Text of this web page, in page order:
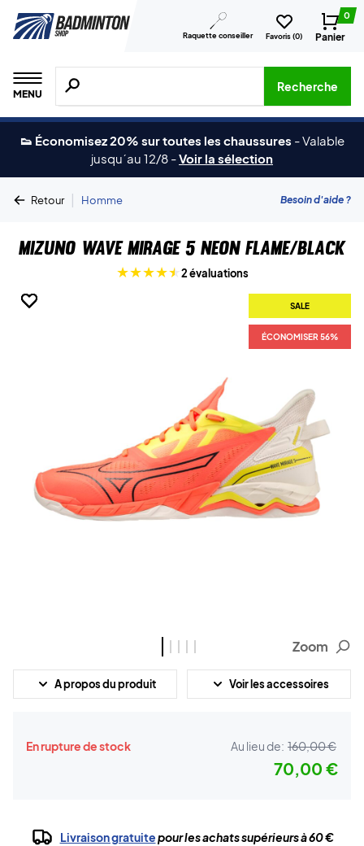
Raquette conseiller Favoris (0)
0
Panier
MENU
Recherche de produits, de marques, etc.
Recherche
👟 Économisez 20% sur toutes les chaussures -Valable
jusqu´au 12/8 -Voir la sélection
Retour | Homme Besoin d'aide ?
Mizuno Wave Mirage 5 Neon Flame/Black
2 évaluations
SALE
ÉCONOMISER 56%
SALE
ÉCONOMISER 56%
SALE
ÉCONOMISER 56%
SALE
ÉCONOMISER 56%
SALE
ÉCONOMISER 56%
Zoom
A propos du produit Voir les accessoires
En rupture de stock Au lieu de: 160,00 €
70,00 €
Livraison gratuitepour les achats supérieurs à 60 €